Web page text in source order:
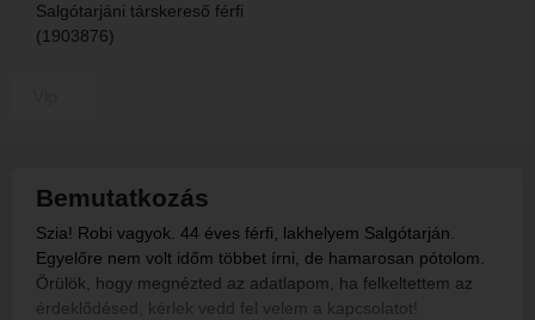
Salgótarjáni társkereső férfi
(1903876)
Bemutatkozás
Szia! Robi vagyok. 44 éves férfi, lakhelyem Salgótarján.
Egyelőre nem volt időm többet írni, de hamarosan pótolom.
Örülök, hogy megnézted az adatlapom, ha felkeltettem az
érdeklődésed, kérlek vedd fel velem a kapcsolatot!